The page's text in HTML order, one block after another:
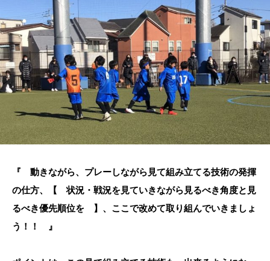
『 動きながら、プレーしながら見て組み立てる技術の発揮
の仕方、【 状況・戦況を見ていきながら見るべき角度と見
るべき優先順位を 】、ここで改めて取り組んでいきましょ
う！！ 』